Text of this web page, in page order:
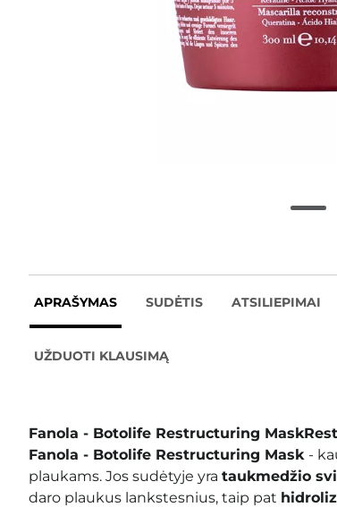
APRAŠYMAS SUDĖTIS ATSILIEPIMAI
UŽDUOTI KLAUSIMĄ
Fanola - Botolife Restructuring Mask
Fanola - Botolife Restructuring Mask -
plaukams. Jos sudėtyje yra taukmedžio
daro plaukus lankstesnius, taip pat